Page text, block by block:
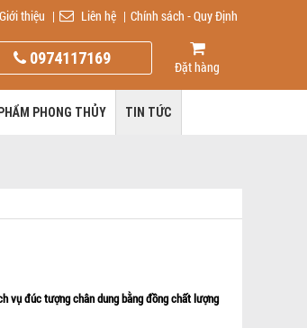
Giới thiệu | Liên hệ | Chính sách - Quy Định
0974117169 Đặt hàng
PHONG THỦY TIN TỨC
vụ đúc tượng chân dung bằng đồng chất lượng